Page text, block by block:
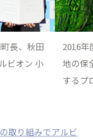
長、秋田
ビオン 小
2016
地の保
するプ
取り組みでアルビ